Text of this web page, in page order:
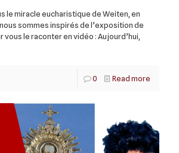
le miracle eucharistique de Weiten, en
sommes inspirés de l’exposition de
vous le raconter en vidéo : Aujourd’hui,
0 Read more